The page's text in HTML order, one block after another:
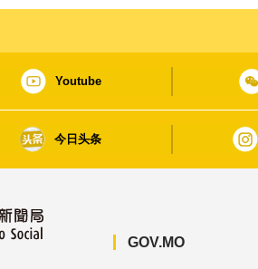
Youtube
今日头条
GOV.MO